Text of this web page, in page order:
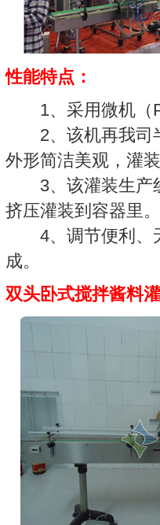
性能特点：
1、采用微机（
2、该机再我司半
外形简洁美观，灌
3、该灌装生产线
挤压灌装到容器里。
4、调节便利、无
成。
双头卧式搅拌酱料